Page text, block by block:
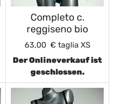
Completo c.
reggiseno bio
63,00 € taglia XS
Der Onlineverkauf ist
geschlossen.